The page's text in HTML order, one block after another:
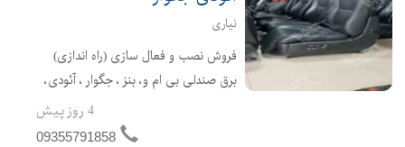
نیاری
فروش نصب و فعال سازی (راه اندازی)
برق صندلی بی ام و، بنز ، جگوار ، آئودی،
پورشه، لکسوس و .. مناسب و قابل نصب
برای انواع سواری و شاسی لند کروز ،
4 روز پیش
09355791858